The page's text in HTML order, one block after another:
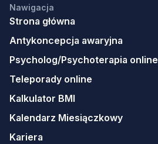
Nawigacja
Strona główna
Antykoncepcja awaryjna
Psycholog/Psychoterapia online
Teleporady online
Kalkulator BMI
Kalendarz Miesiączkowy
Kariera